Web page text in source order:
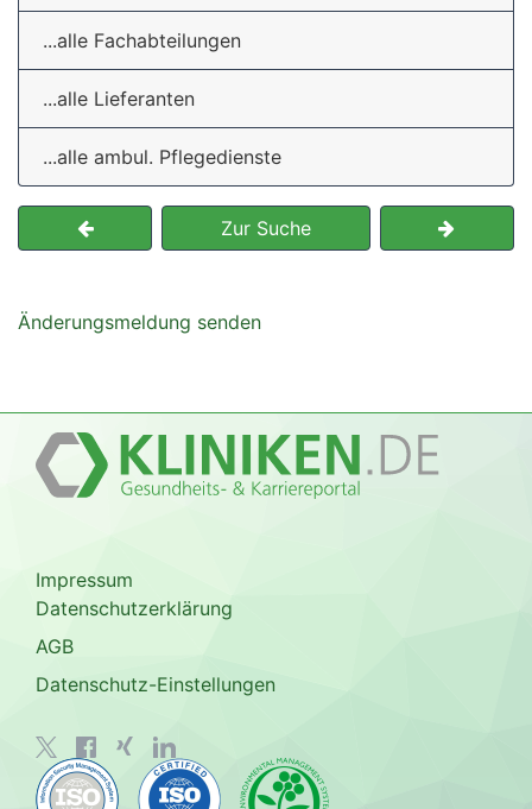
...alle Fachabteilungen
...alle Lieferanten
...alle ambul. Pflegedienste
Zur Suche
Änderungsmeldung senden
Impressum
Datenschutzerklärung
AGB
Datenschutz-Einstellungen